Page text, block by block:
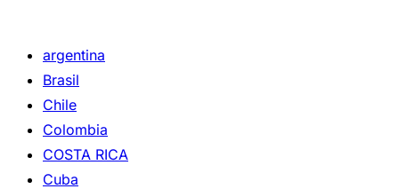
argentina
Brasil
Chile
Colombia
COSTA RICA
Cuba